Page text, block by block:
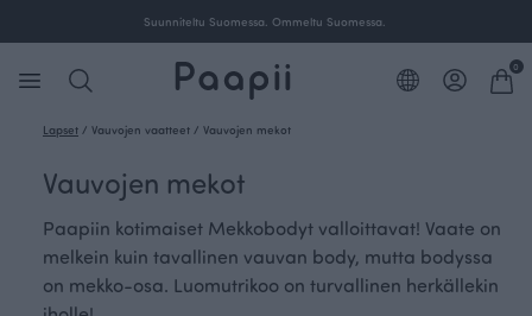
Suunniteltu Suomessa. Ommeltu Suomessa.
0
Lapset / Vauvojen vaatteet / Vauvojen mekot
Vauvojen mekot
Paapiin kotimaiset Mekkobodyt valloittavat! Vaate on
melkein kuin tavallinen vauvan body, mutta bodyssa
on mekko-osa. Luomutrikoo on turvallinen herkällekin